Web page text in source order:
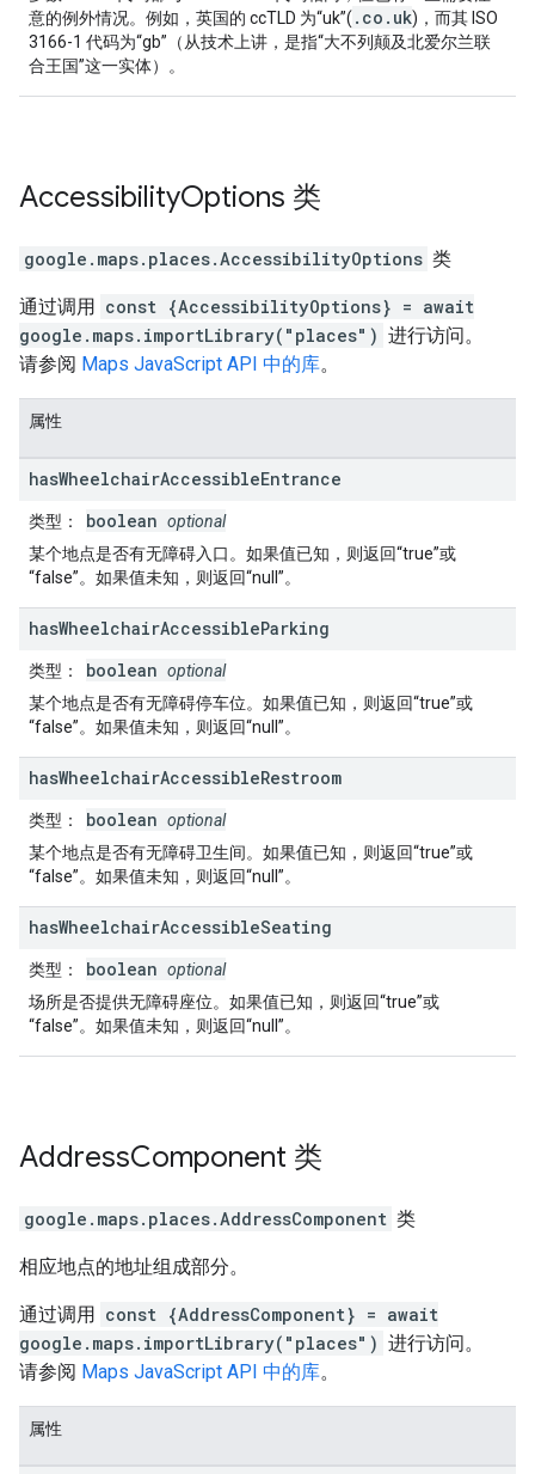
意的例外情况。例如，英国的 ccTLD 为“uk”( .co.uk)，而其 ISO
3166-1 代码为“gb”（从技术上讲，是指“大不列颠及北爱尔兰联
合王国”这一实体）。
AccessibilityOptions 类
google.maps.places.AccessibilityOptions 类
通过调用 const {AccessibilityOptions} = await
google.maps.importLibrary("places") 进行访问。
请参阅 Maps JavaScript API 中的库。
属性
hasWheelchairAccessibleEntrance
类型 ： boolean optional
某个地点是否有无障碍入口。如果值已知，则返回“true”或
“false”。如果值未知，则返回“null”。
hasWheelchairAccessibleParking
类型 ： boolean optional
某个地点是否有无障碍停车位。如果值已知，则返回“true”或
“false”。如果值未知，则返回“null”。
hasWheelchairAccessibleRestroom
类型 ： boolean optional
某个地点是否有无障碍卫生间。如果值已知，则返回“true”或
“false”。如果值未知，则返回“null”。
hasWheelchairAccessibleSeating
类型 ： boolean optional
场所是否提供无障碍座位。如果值已知，则返回“true”或
“false”。如果值未知，则返回“null”。
AddressComponent 类
google.maps.places.AddressComponent 类
相应地点的地址组成部分。
通过调用 const {AddressComponent} = await
google.maps.importLibrary("places") 进行访问。
请参阅 Maps JavaScript API 中的库。
属性